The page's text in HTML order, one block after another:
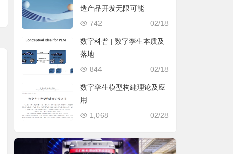
造产品开发无限可能
02/18
742
数字科普 | 数字孪生本质及
落地
02/18
844
数字孪生模型构建理论及应
用
02/28
1,068